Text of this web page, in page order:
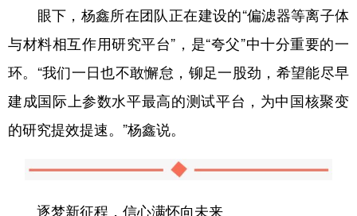
眼下，杨鑫所在团队正在建设的“偏滤器等离子体
与材料相互作用研究平台”，是“夸父”中十分重要的一
环。“我们一日也不敢懈怠，铆足一股劲，希望能尽早
建成国际上参数水平最高的测试平台，为中国核聚变
的研究提效提速。”杨鑫说。
逐梦新征程，信心满怀向未来